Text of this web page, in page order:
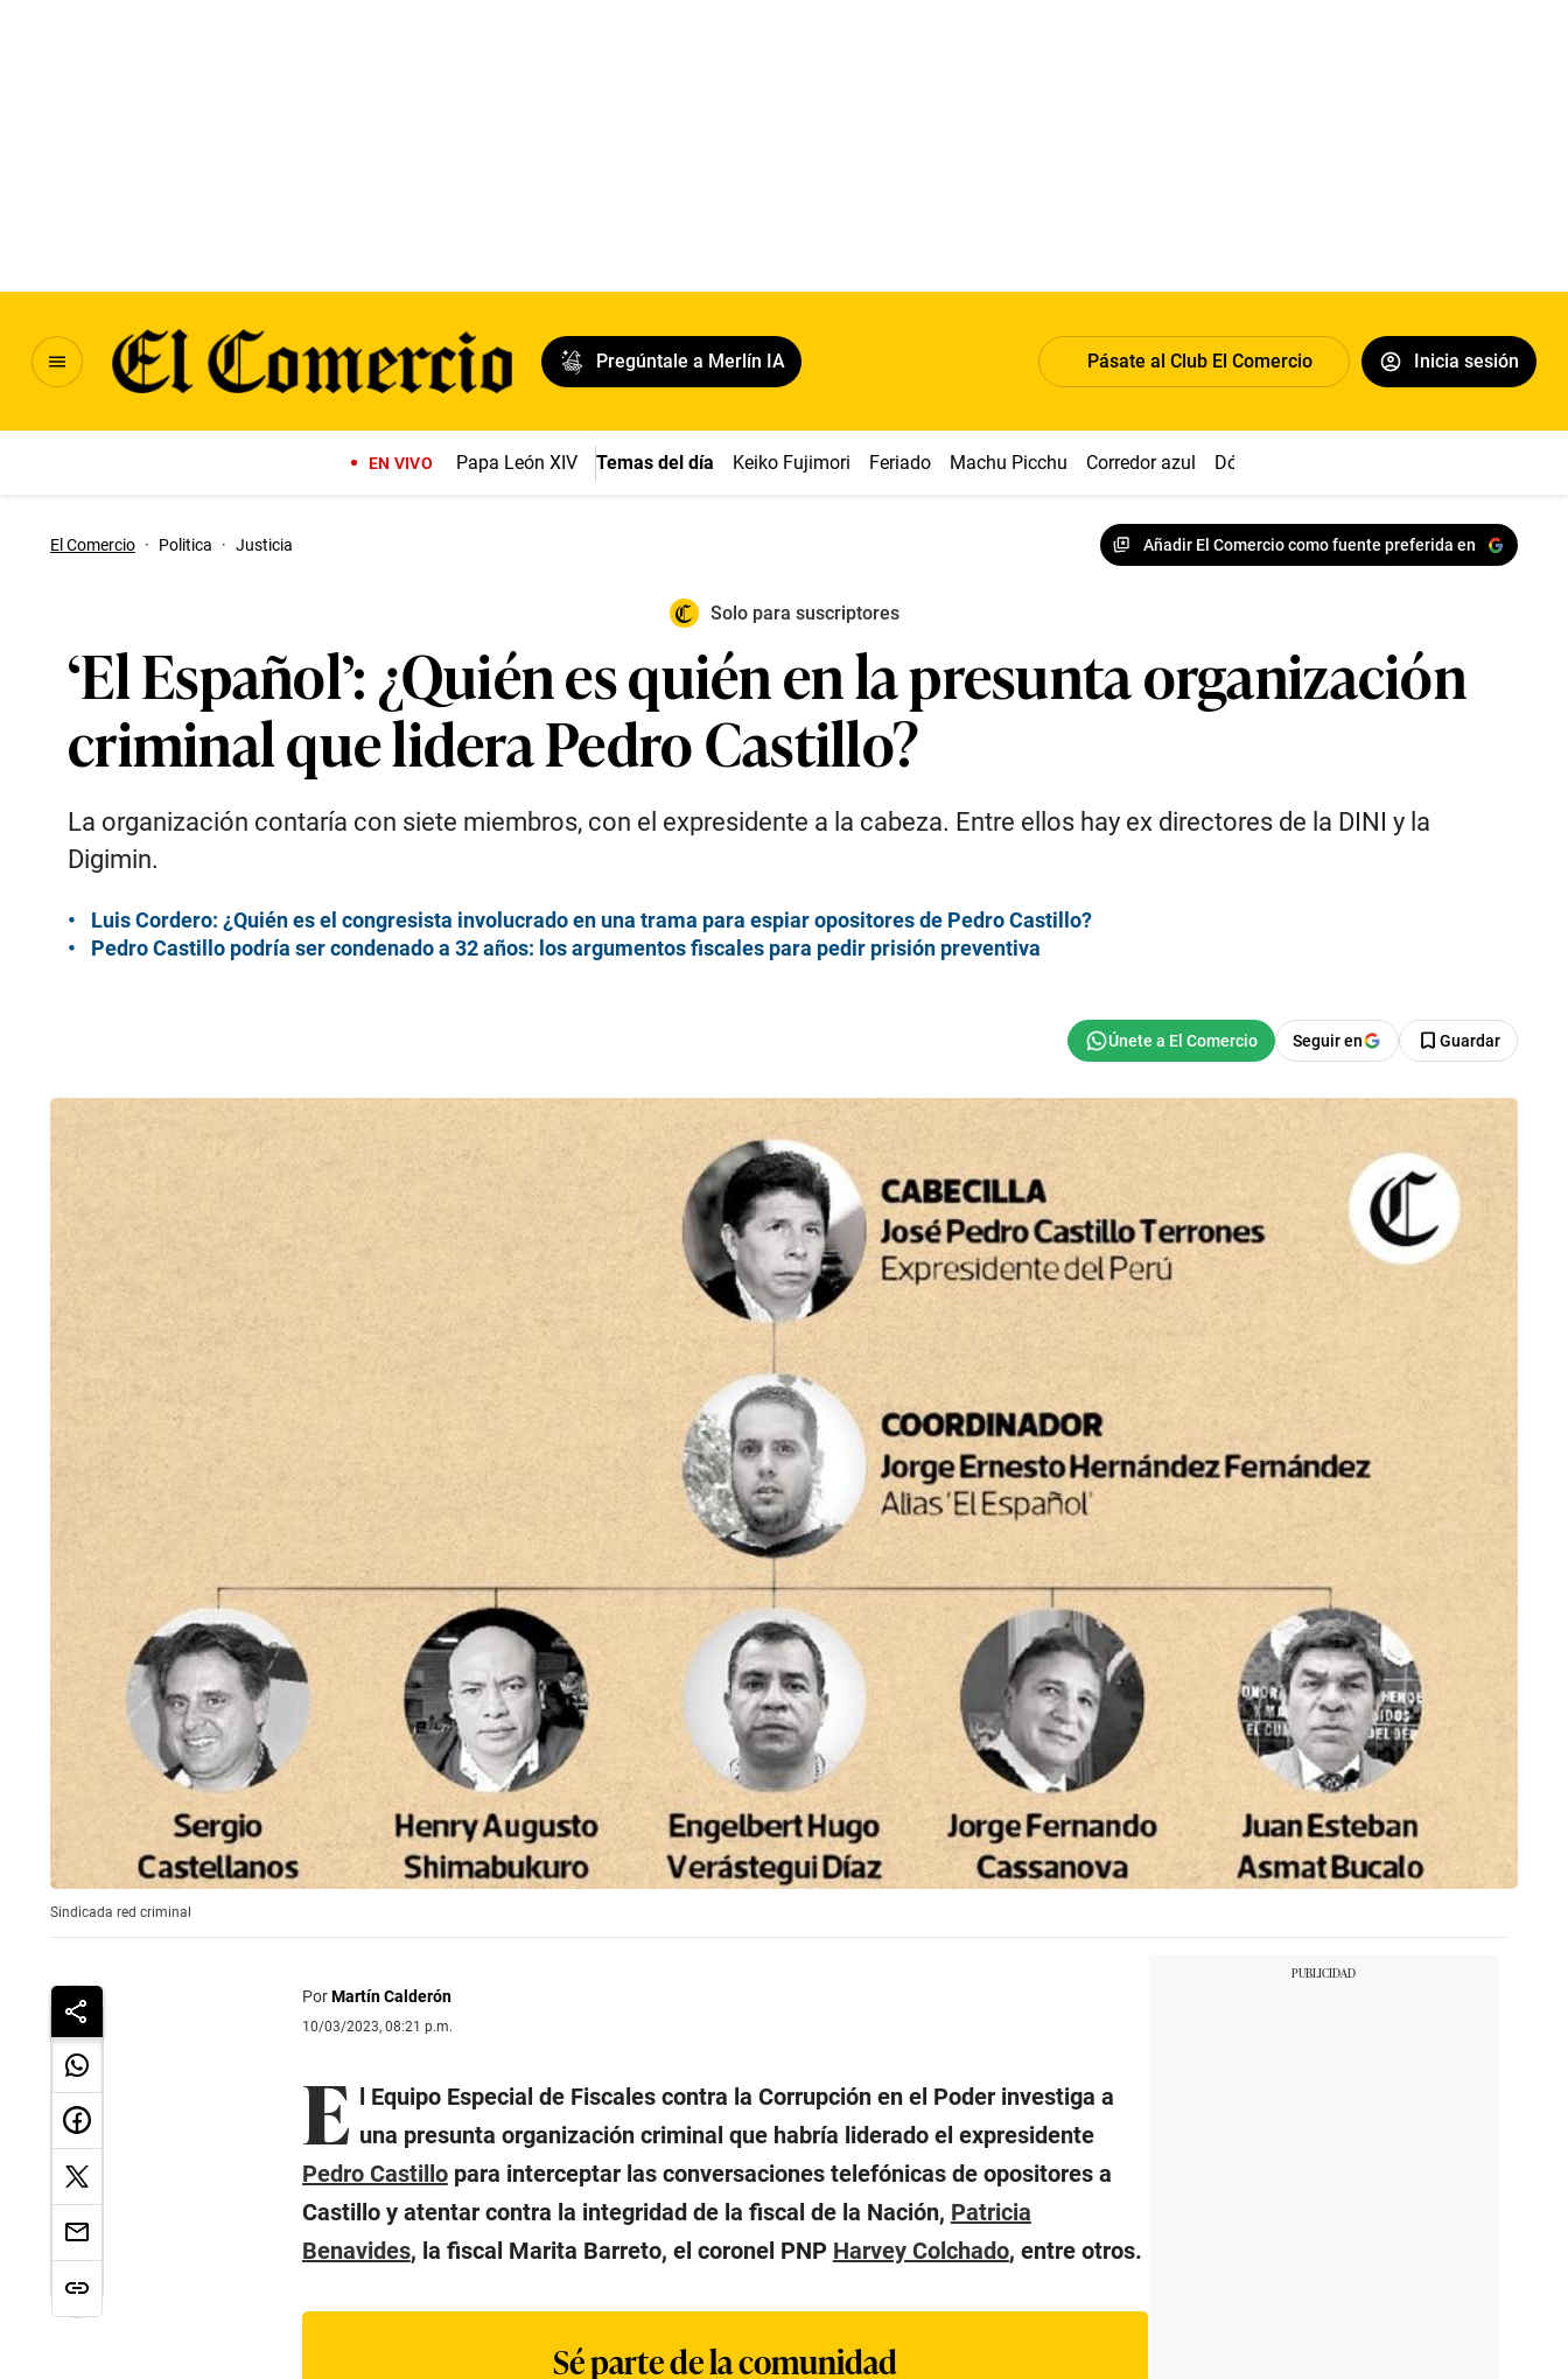
Pregúntale a Merlín IA Pásate al Club El Comercio Inicia sesión
EN VIVO Papa León XIV Temas del día Keiko Fujimori Feriado Machu Picchu Corredor azul Dólar
El Comercio · Politica · Justicia Añadir El Comercio como fuente preferida en
Solo para suscriptores
‘El Español’: ¿Quién es quién en la presunta organización
criminal que lidera Pedro Castillo?
La organización contaría con siete miembros, con el expresidente a la cabeza. Entre ellos hay ex directores de la DINI y la
Digimin.
Luis Cordero: ¿Quién es el congresista involucrado en una trama para espiar opositores de Pedro Castillo?
Pedro Castillo podría ser condenado a 32 años: los argumentos fiscales para pedir prisión preventiva
Seguir en Guardar
Sindicada red criminal
PorMartín Calderón
10/03/2023, 08:21 p.m.
E l Equipo Especial de Fiscales contra la Corrupción en el Poder investiga a
una presunta organización criminal que habría liderado el expresidente
Pedro Castillopara interceptar las conversaciones telefónicas de opositores a
Castillo y atentar contra la integridad de la fiscal de la Nación, Patricia
Benavides, la fiscal Marita Barreto, el coronel PNP Harvey Colchado, entre otros.